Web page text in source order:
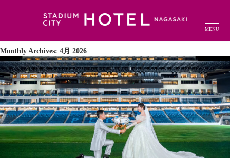
MENU
Monthly Archives: 4月 2026